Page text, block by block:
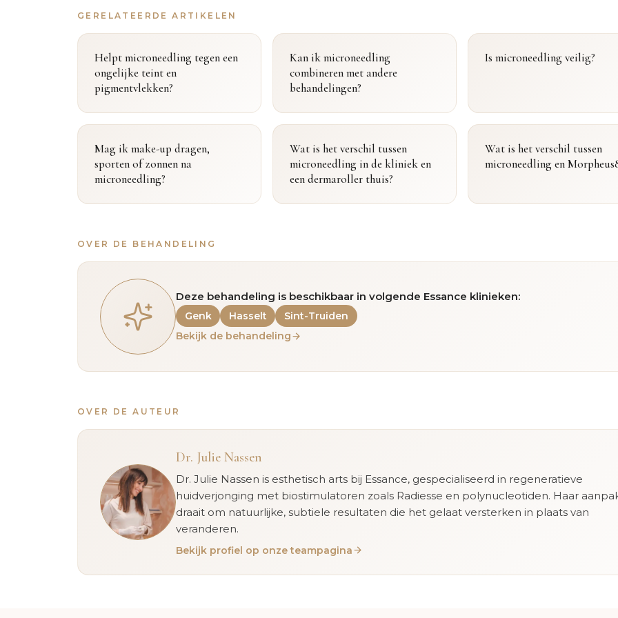
GERELATEERDE ARTIKELEN
Helpt microneedling tegen een
ongelijke teint en
pigmentvlekken?
Kan ik microneedling
combineren met andere
behandelingen?
Is microneedling veilig?
Mag ik make-up dragen,
sporten of zonnen na
microneedling?
Wat is het verschil tussen
microneedling in de kliniek en
een dermaroller thuis?
Wat is het verschil tussen
microneedling en
OVER DE BEHANDELING
Deze behandeling is beschikbaar in volgende Essance klinieken:
Genk Hasselt
Sint-Truiden
Bekijk de behandeling
OVER DE AUTEUR
Dr. Julie Nassen
Dr. Julie Nassen is esthetisch arts bij Essance, gespecialiseerd in regeneratieve
huidverjonging met biostimulatoren zoals Radiesse en polynucleotiden. Haar
draait om natuurlijke, subtiele resultaten die het gelaat versterken in plaats van
veranderen.
Bekijk profiel op onze teampagina